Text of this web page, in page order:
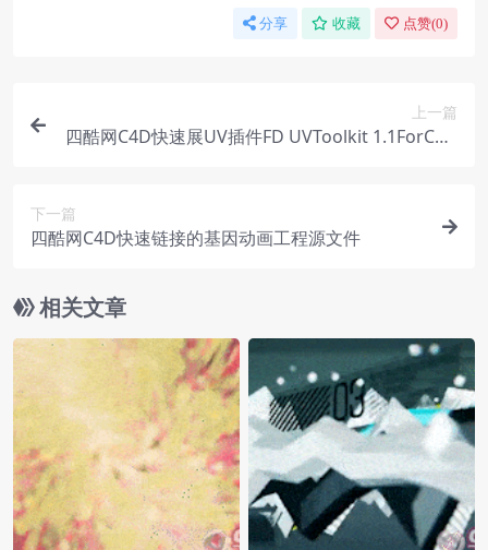
分享 收藏 点赞(0)
上一篇
四酷网C4D快速展UV插件FD UVToolkit 1.1ForC4D
下一篇
四酷网C4D快速链接的基因动画工程源文件
相关文章